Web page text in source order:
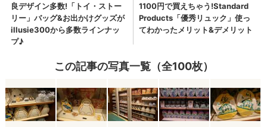
この記事の写真一覧（全100枚）